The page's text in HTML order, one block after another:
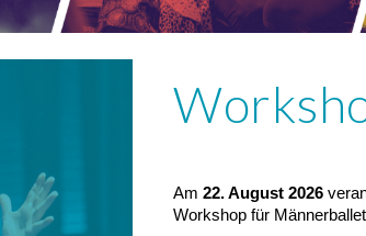
Am22. August 2026
Workshop für